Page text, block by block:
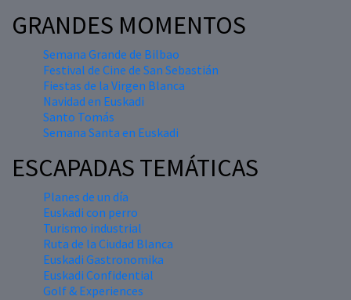
GRANDES MOMENTOS
Semana Grande de Bilbao
Festival de Cine de San Sebastián
Fiestas de la Virgen Blanca
Navidad en Euskadi
Santo Tomás
Semana Santa en Euskadi
ESCAPADAS TEMÁTICAS
Planes de un día
Euskadi con perro
Turismo industrial
Ruta de la Ciudad Blanca
Euskadi Gastronomika
Euskadi Confidential
Golf & Experiences